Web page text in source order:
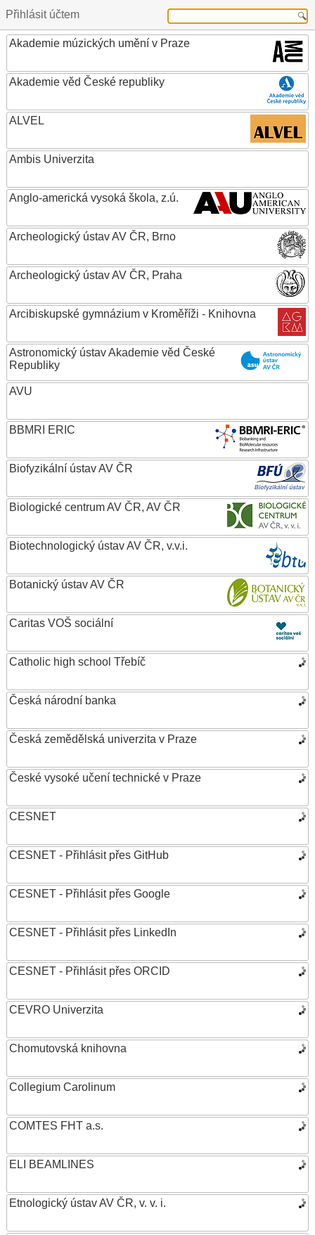
Přihlásit účtem
Akademie múzických umění v Praze
Akademie věd České republiky
ALVEL
Ambis Univerzita
Anglo-americká vysoká škola, z.ú.
Archeologický ústav AV ČR, Brno
Archeologický ústav AV ČR, Praha
Arcibiskupské gymnázium v Kroměříži - Knihovna
Astronomický ústav Akademie věd České
Republiky
AVU
BBMRI ERIC
Biofyzikální ústav AV ČR
Biologické centrum AV ČR, AV ČR
Biotechnologický ústav AV ČR, v.v.i.
Botanický ústav AV ČR
Caritas VOŠ sociální
Catholic high school Třebíč
Česká národní banka
Česká zemědělská univerzita v Praze
České vysoké učení technické v Praze
CESNET
CESNET - Přihlásit přes GitHub
CESNET - Přihlásit přes Google
CESNET - Přihlásit přes LinkedIn
CESNET - Přihlásit přes ORCID
CEVRO Univerzita
Chomutovská knihovna
Collegium Carolinum
COMTES FHT a.s.
ELI BEAMLINES
Etnologický ústav AV ČR, v. v. i.